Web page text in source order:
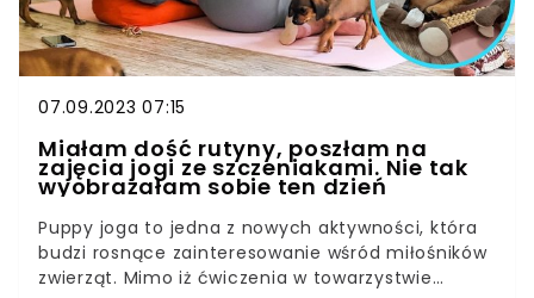
07.09.2023 07:15
Miałam dość rutyny, poszłam na
zajęcia jogi ze szczeniakami. Nie tak
wyobrażałam sobie ten dzień
Puppy joga to jedna z nowych aktywności, która
budzi rosnące zainteresowanie wśród miłośników
zwierząt. Mimo iż ćwiczenia w towarzystwie